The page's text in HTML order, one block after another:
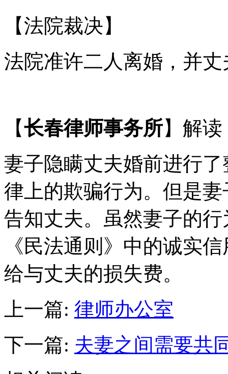
【法院裁决】
法院准许二人离婚，并
【长春律师事务所】解读
妻子隐瞒丈夫婚前进行
律上的欺骗行为。但是
告知丈夫。虽然妻子的
《民法通则》中的诚实
给与丈夫的损失费。
上一篇: 律师办公室
下一篇: 夫妻之间需要共